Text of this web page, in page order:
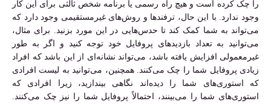
را چک کرده است و هیچ راه رسمی یا برنامه شخص ثالثی برای این کار
وجود ندارد. با این حال، ترفندها و روش‌های غیرمستقیمی وجود دارد که
می‌تواند به شما کمک کند تا حدس‌هایی در این مورد بزنید. برای مثال،
می‌توانید به تعداد بازدیدهای پروفایل خود توجه کنید و اگر به طور
غیرمعمولی افزایش یافته باشد، می‌تواند نشانه‌ای از این باشد که افراد
زیادی پروفایل شما را چک می‌کنند. همچنین، می‌توانید به لیست افرادی
که استوری‌های شما را دیده‌اند نگاهی بیندازید، زیرا افرادی که
استوری‌های شما را می‌بینند، احتمالاً پروفایل شما را نیز چک می‌کنند.